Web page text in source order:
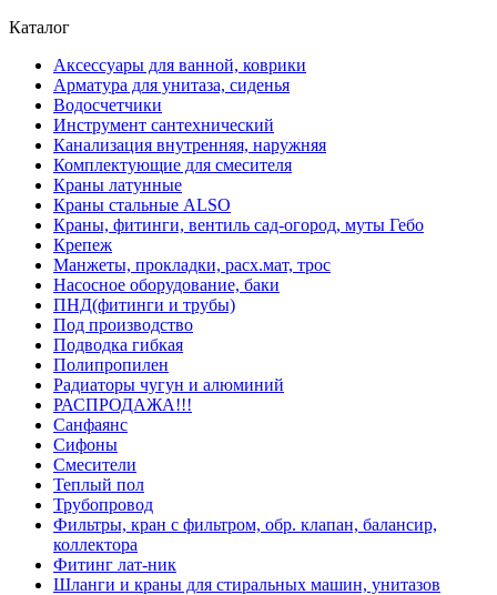
Каталог
Аксессуары для ванной, коврики
Арматура для унитаза, сиденья
Водосчетчики
Инструмент сантехнический
Канализация внутренняя, наружняя
Комплектующие для смесителя
Краны латунные
Краны стальные ALSO
Краны, фитинги, вентиль сад-огород, муты Гебо
Крепеж
Манжеты, прокладки, расх.мат, трос
Насосное оборудование, баки
ПНД(фитинги и трубы)
Под производство
Подводка гибкая
Полипропилен
Радиаторы чугун и алюминий
РАСПРОДАЖА!!!
Санфаянс
Сифоны
Смесители
Теплый пол
Трубопровод
Фильтры, кран с фильтром, обр. клапан, балансир,
коллектора
Фитинг лат-ник
Шланги и краны для стиральных машин, унитазов